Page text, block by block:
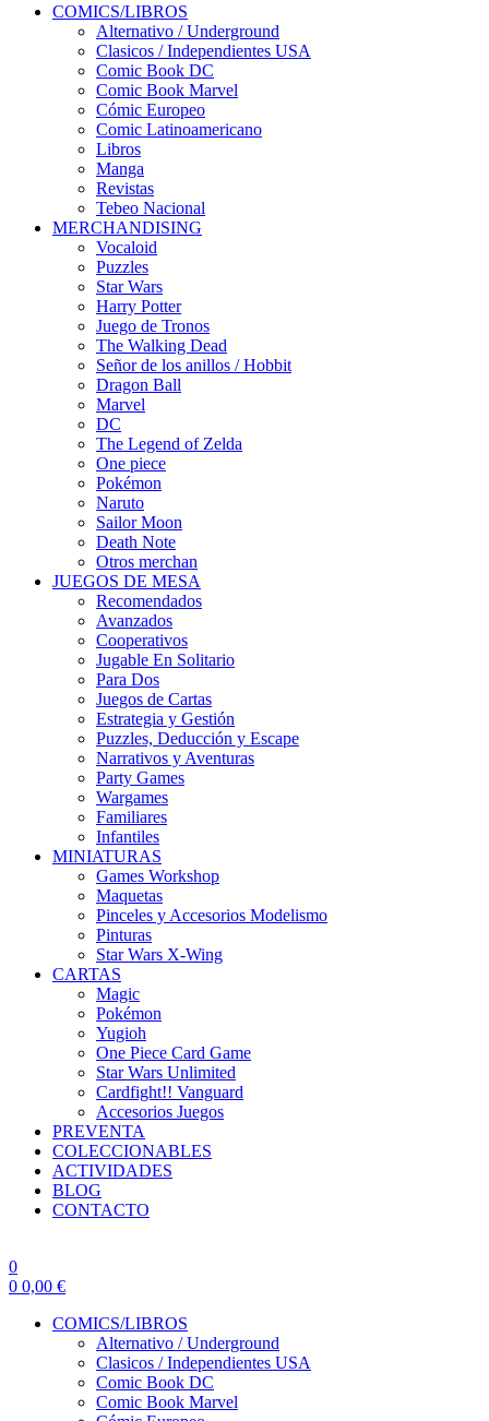
COMICS/LIBROS
Alternativo / Underground
Clasicos / Independientes USA
Comic Book DC
Comic Book Marvel
Cómic Europeo
Comic Latinoamericano
Libros
Manga
Revistas
Tebeo Nacional
MERCHANDISING
Vocaloid
Puzzles
Star Wars
Harry Potter
Juego de Tronos
The Walking Dead
Señor de los anillos / Hobbit
Dragon Ball
Marvel
DC
The Legend of Zelda
One piece
Pokémon
Naruto
Sailor Moon
Death Note
Otros merchan
JUEGOS DE MESA
Recomendados
Avanzados
Cooperativos
Jugable En Solitario
Para Dos
Juegos de Cartas
Estrategia y Gestión
Puzzles, Deducción y Escape
Narrativos y Aventuras
Party Games
Wargames
Familiares
Infantiles
MINIATURAS
Games Workshop
Maquetas
Pinceles y Accesorios Modelismo
Pinturas
Star Wars X-Wing
CARTAS
Magic
Pokémon
Yugioh
One Piece Card Game
Star Wars Unlimited
Cardfight!! Vanguard
Accesorios Juegos
PREVENTA
COLECCIONABLES
ACTIVIDADES
BLOG
CONTACTO
0
0 0,00 €
COMICS/LIBROS
Alternativo / Underground
Clasicos / Independientes USA
Comic Book DC
Comic Book Marvel